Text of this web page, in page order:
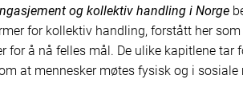
og kollektiv handling i Norge
for kollektiv handling, forstått her
for å nå felles mål. De ulike kapitlene tar
at mennesker møtes fysisk og i sosiale